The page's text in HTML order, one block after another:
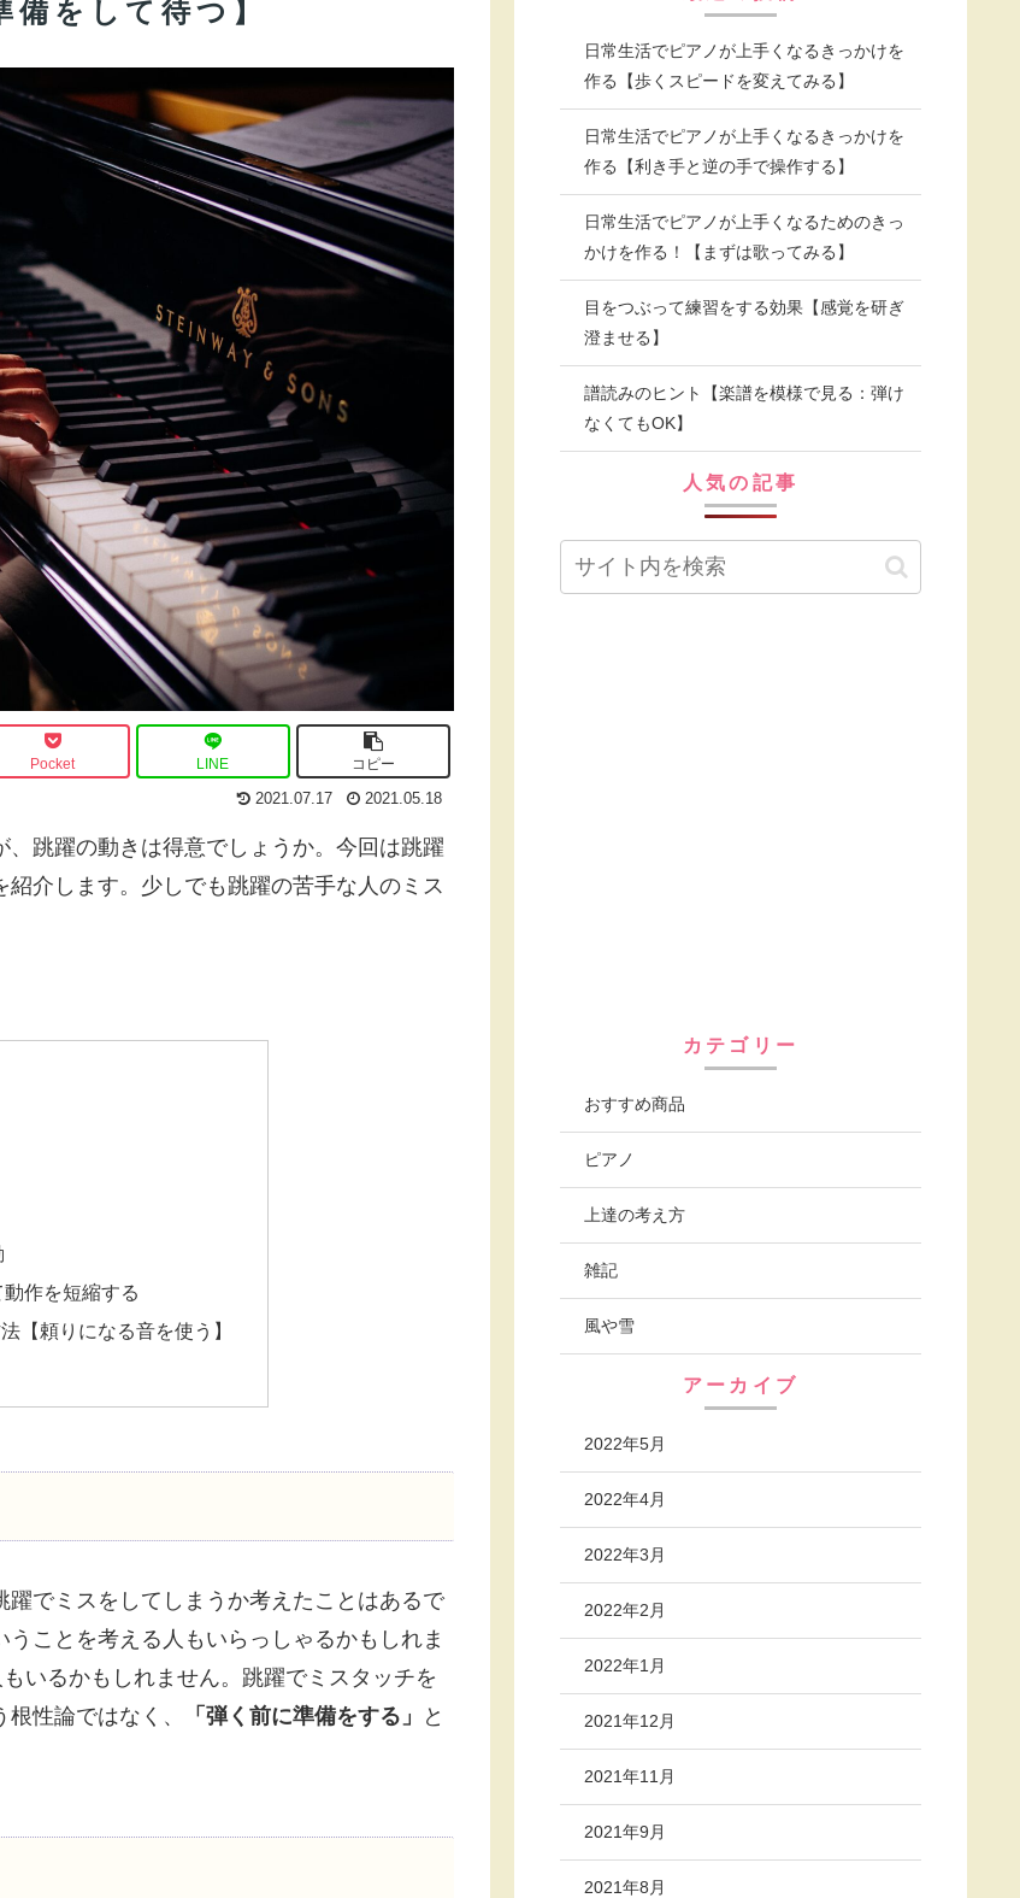
をして待つ】
Pocket LINE コピー
2021.07.17 2021.05.18
跳躍の動きは得意でしょうか。今回は跳躍
介します。少しでも跳躍の苦手な人のミス
作を短縮する
【頼りになる音を使う】
でミスをしてしまうか考えたことはあるで
ことを考える人もいらっしゃるかもしれま
いるかもしれません。跳躍でミスタッチを
性論ではなく、
「弾く前に準備をする」
と
日常生活でピアノが上手くなるきっかけを
作る【歩くスピードを変えてみる】
日常生活でピアノが上手くなるきっかけを
作る【利き手と逆の手で操作する】
日常生活でピアノが上手くなるためのきっ
かけを作る！【まずは歌ってみる】
目をつぶって練習をする効果【感覚を研ぎ
澄ませる】
譜読みのヒント【楽譜を模様で見る：弾け
なくてもOK】
人気の記事
カテゴリー
おすすめ商品
ピアノ
上達の考え方
雑記
風や雪
アーカイブ
2022年5月
2022年4月
2022年3月
2022年2月
2022年1月
2021年12月
2021年11月
2021年9月
2021年8月